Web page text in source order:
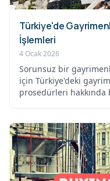
Türkiye'de
İşlemleri
4 Ocak 2026
Sorunsuz bir
için Türkiye'deki
prosedürleri